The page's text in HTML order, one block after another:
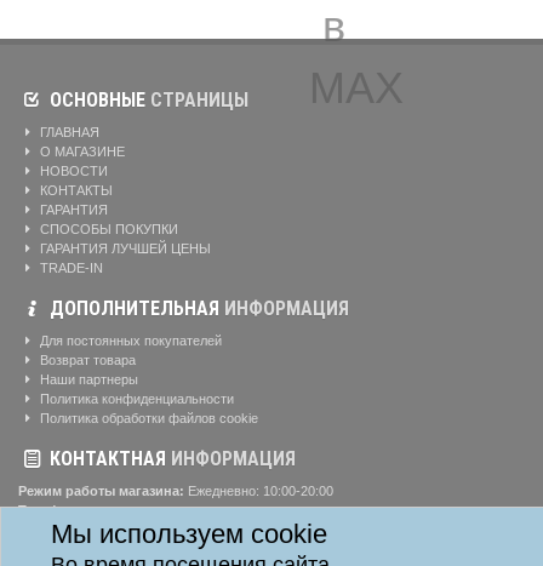
Мы используем cookie
ОСНОВНЫЕ СТРАНИЦЫ
ГЛАВНАЯ
О МАГАЗИНЕ
НОВОСТИ
КОНТАКТЫ
ГАРАНТИЯ
СПОСОБЫ ПОКУПКИ
ГАРАНТИЯ ЛУЧШЕЙ ЦЕНЫ
TRADE-IN
ДОПОЛНИТЕЛЬНАЯ ИНФОРМАЦИЯ
Для постоянных покупателей
Возврат товара
Наши партнеры
Политика конфиденциальности
Политика обработки файлов cookie
КОНТАКТНАЯ ИНФОРМАЦИЯ
Режим работы магазина: Ежедневно: 10:00-20:00
Телефоны:
8-904-895-02-20
Адрес:г. Красноярск, ул. Алексеева, д. 24, офис 41